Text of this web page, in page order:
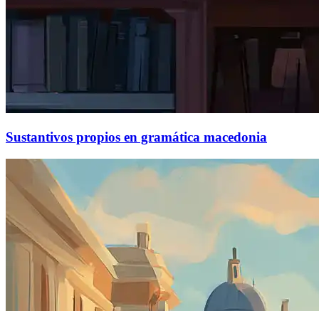
Sustantivos propios en gramática macedonia